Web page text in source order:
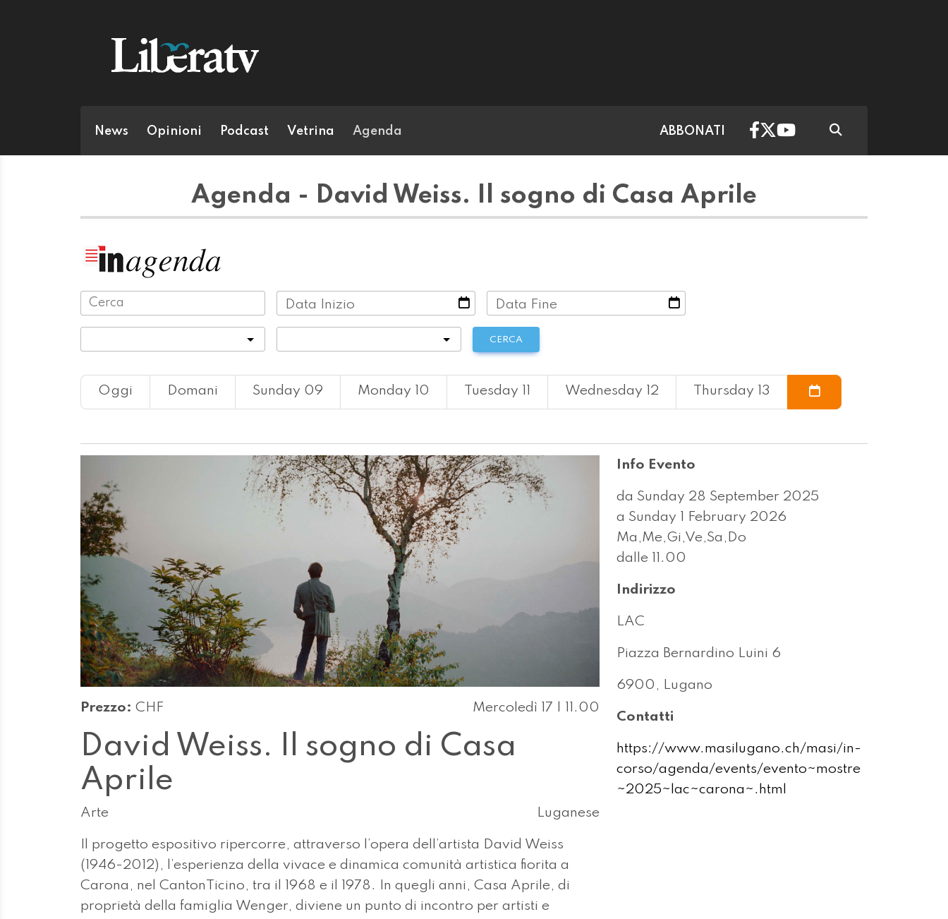
News Opinioni Podcast Vetrina Agenda ABBONATI
Agenda - David Weiss. Il sogno di Casa Aprile
Data Inizio Data Fine
CERCA
Oggi Domani Sunday 09 Monday 10 Tuesday 11 Wednesday 12 Thursday 13
Prezzo: CHF Mercoledì 17 | 11.00
David Weiss. Il sogno di Casa
Aprile
Arte Luganese
Il progetto espositivo ripercorre, attraverso l’opera dell’artista David Weiss
(1946-2012), l’esperienza della vivace e dinamica comunità artistica fiorita a
Carona, nel CantonTicino, tra il 1968 e il 1978. In quegli anni, Casa Aprile, di
proprietà della famiglia Wenger, diviene un punto di incontro per artisti e
Info Evento
da Sunday 28 September 2025
a Sunday 1 February 2026
Ma,Me,Gi,Ve,Sa,Do
dalle 11.00
Indirizzo
LAC
Piazza Bernardino Luini 6
6900, Lugano
Contatti
https://www.masilugano.ch/masi/in-
corso/agenda/events/evento~mostre
~2025~lac~carona~.html